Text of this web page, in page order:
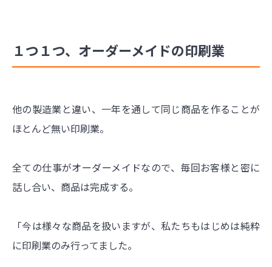
１つ１つ、オーダーメイドの印刷業
他の製造業と違い、一年を通して同じ商品を作ることが
ほとんど無い印刷業。
全ての仕事がオーダーメイドなので、毎回お客様と密に
話し合い、商品は完成する。
「今は様々な商品を扱いますが、私たちもはじめは純粋
に印刷業のみ行ってました。